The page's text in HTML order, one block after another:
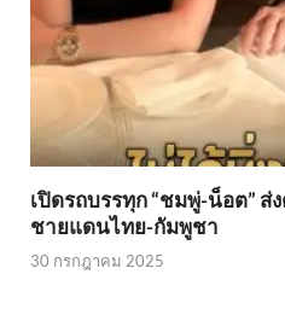
เปิดรถบรรทุก “ชมพู่-น็อต” ส่
ชายแดนไทย-กัมพูชา
30 กรกฎาคม 2025